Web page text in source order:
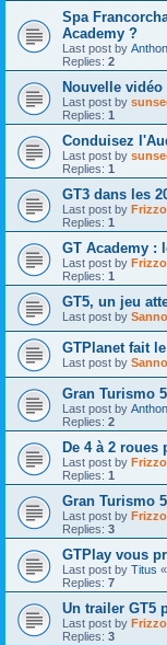
Spa
Academy ?
Last post by
Replies: 2
Nouvelle vidéo
Last post by
Replies: 1
Conduisez
Last post by
Replies: 1
GT3 dans les
Last post by
Replies: 1
GT Academy :
Last post by
Replies: 1
GT5, un jeu
Last post by
GTPlanet fait
Last post by
Gran Turismo
Last post by
Replies: 2
De 4 à 2 roues
Last post by
Replies: 1
Gran Turismo
Last post by
Replies: 3
GTPlay vous
Last post by Titus «
Replies: 7
Un trailer GT5
Last post by
Replies: 3